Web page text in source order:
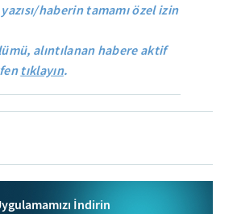
haberin tamamı özel izin
alıntılanan habere aktif
tıklayın.
İndirin